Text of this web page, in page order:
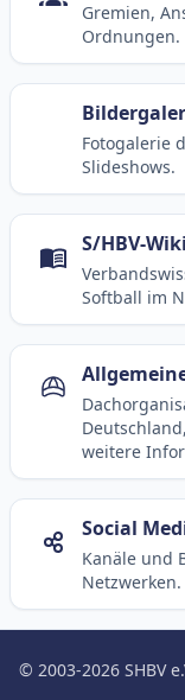
Gremien,
Ordnungen.
Fotogalerie
Slideshows.
S/HBV-Wiki
Softball im
weitere
Social
Kanäle und
Netzwerken.
© 2003-2026 SHBV